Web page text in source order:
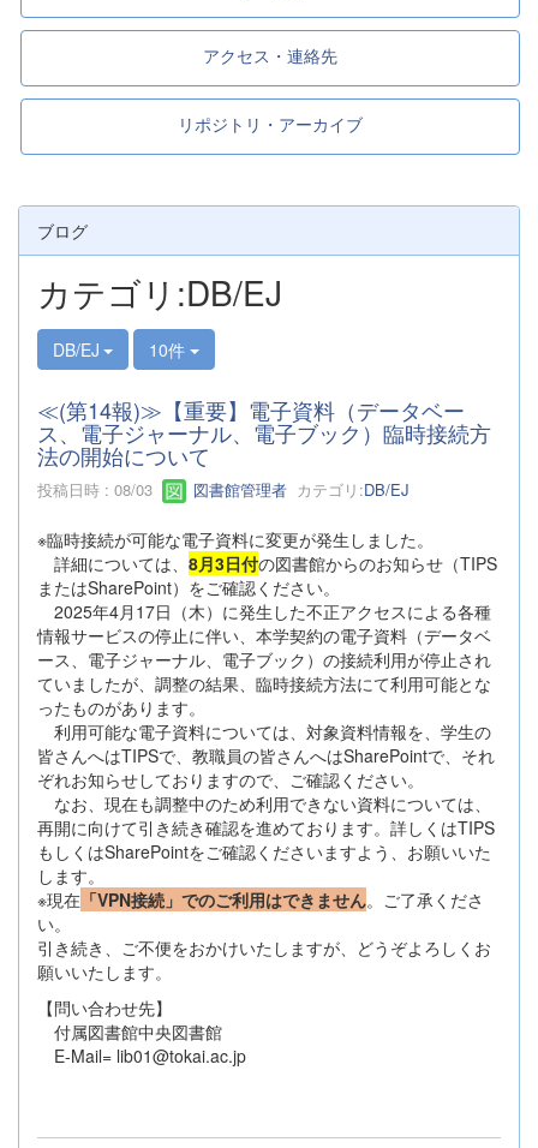
アクセス・連絡先
リポジトリ・アーカイブ
ブログ
カテゴリ:DB/EJ
DB/EJ 10件
≪(第14報)≫【重要】電子資料（データベー
ス、電子ジャーナル、電子ブック）臨時接続方
法の開始について
投稿日時 : 08/03 図書館管理者 カテゴリ:DB/EJ
※臨時接続が可能な電子資料に変更が発生しました。
詳細については、 8月3日付の図書館からのお知らせ（TIPS
またはSharePoint）をご確認ください。
2025年4月17日（木）に発生した不正アクセスによる各種
情報サービスの停止に伴い、本学契約の電子資料（データベ
ース、電子ジャーナル、電子ブック）の接続利用が停止され
ていましたが、調整の結果、臨時接続方法にて利用可能とな
ったものがあります。
利用可能な電子資料については、対象資料情報を、学生の
皆さんへはTIPSで、教職員の皆さんへはSharePointで、それ
ぞれお知らせしておりますので、ご確認ください。
なお、現在も調整中のため利用できない資料については、
再開に向けて引き続き確認を進めております。詳しくはTIPS
もしくはSharePointをご確認くださいますよう、お願いいた
します。
※現在 「VPN接続」でのご利用はできません。ご了承くださ
い。
引き続き、ご不便をおかけいたしますが、どうぞよろしくお
願いいたします。
【問い合わせ先】
付属図書館中央図書館
E-Mail= lib01@tokai.ac.jp